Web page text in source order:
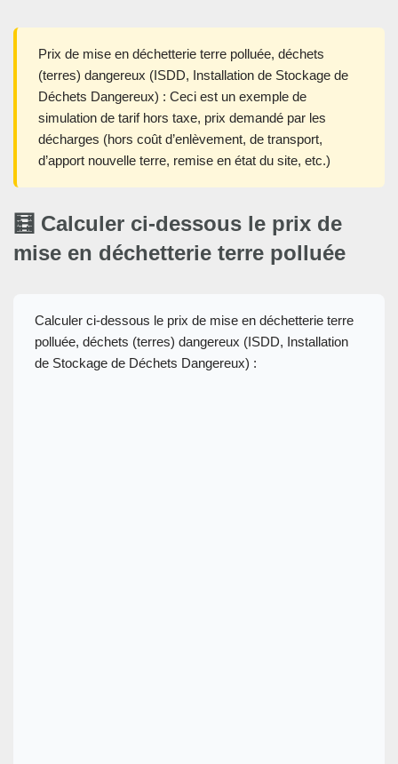
Prix de mise en déchetterie terre polluée, déchets
(terres) dangereux (ISDD, Installation de Stockage de
Déchets Dangereux) : Ceci est un exemple de
simulation de tarif hors taxe, prix demandé par les
décharges (hors coût d’enlèvement, de transport,
d’apport nouvelle terre, remise en état du site, etc.)
🧮 Calculer ci-dessous le prix de
mise en déchetterie terre polluée
Calculer ci-dessous le prix de mise en déchetterie terre
polluée, déchets (terres) dangereux (ISDD, Installation
de Stockage de Déchets Dangereux) :